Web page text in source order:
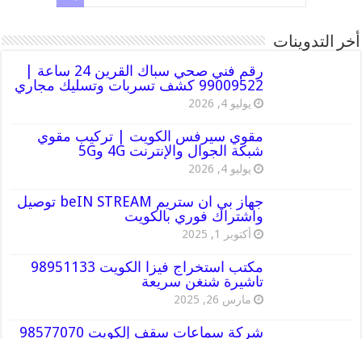
أخر التدوينات
رقم فني صحي سباك القرين 24 ساعة |
99009522 كشف تسربات وتسليك مجاري
يوليو 4, 2026
مقوي سيرفس الكويت | تركيب مقوي
شبكة الجوال والإنترنت 4G و5G
يوليو 4, 2026
جهاز بي ان ستريم beIN STREAM توصيل
واشتراك فوري بالكويت
أكتوبر 1, 2025
مكتب استخراج فيزا الكويت 98951133
تاشيرة شنغن سريعة
مارس 26, 2025
شركة سماعات سقف الكويت 98577070